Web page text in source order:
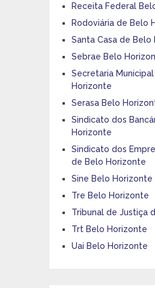
Receita Federal
Rodoviária de Belo
Santa Casa de Belo
Sebrae Belo
Secretaria
Horizonte
Serasa Belo
Sindicato dos
Horizonte
Sindicato dos
de Belo Horizonte
Sine Belo Horizonte
Tre Belo Horizonte
Tribunal de Justiça
Trt Belo Horizonte
Uai Belo Horizonte